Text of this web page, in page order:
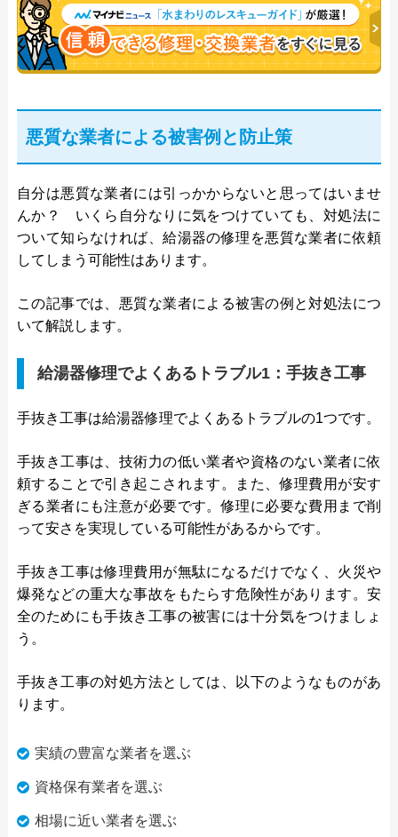
悪質な業者による被害例と防止策
自分は悪質な業者には引っかからないと思ってはいませ
んか？ いくら自分なりに気をつけていても、対処法に
ついて知らなければ、給湯器の修理を悪質な業者に依頼
してしまう可能性はあります。
この記事では、悪質な業者による被害の例と対処法につ
いて解説します。
給湯器修理でよくあるトラブル1：手抜き工事
手抜き工事は給湯器修理でよくあるトラブルの1つです。
手抜き工事は、技術力の低い業者や資格のない業者に依
頼することで引き起こされます。また、修理費用が安す
ぎる業者にも注意が必要です。修理に必要な費用まで削
って安さを実現している可能性があるからです。
手抜き工事は修理費用が無駄になるだけでなく、火災や
爆発などの重大な事故をもたらす危険性があります。安
全のためにも手抜き工事の被害には十分気をつけましょ
う。
手抜き工事の対処方法としては、以下のようなものがあ
ります。
実績の豊富な業者を選ぶ
資格保有業者を選ぶ
相場に近い業者を選ぶ